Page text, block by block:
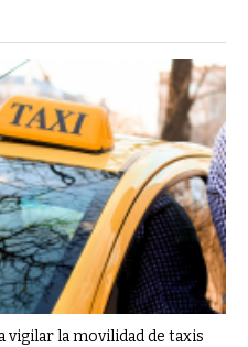
la movilidad de taxis